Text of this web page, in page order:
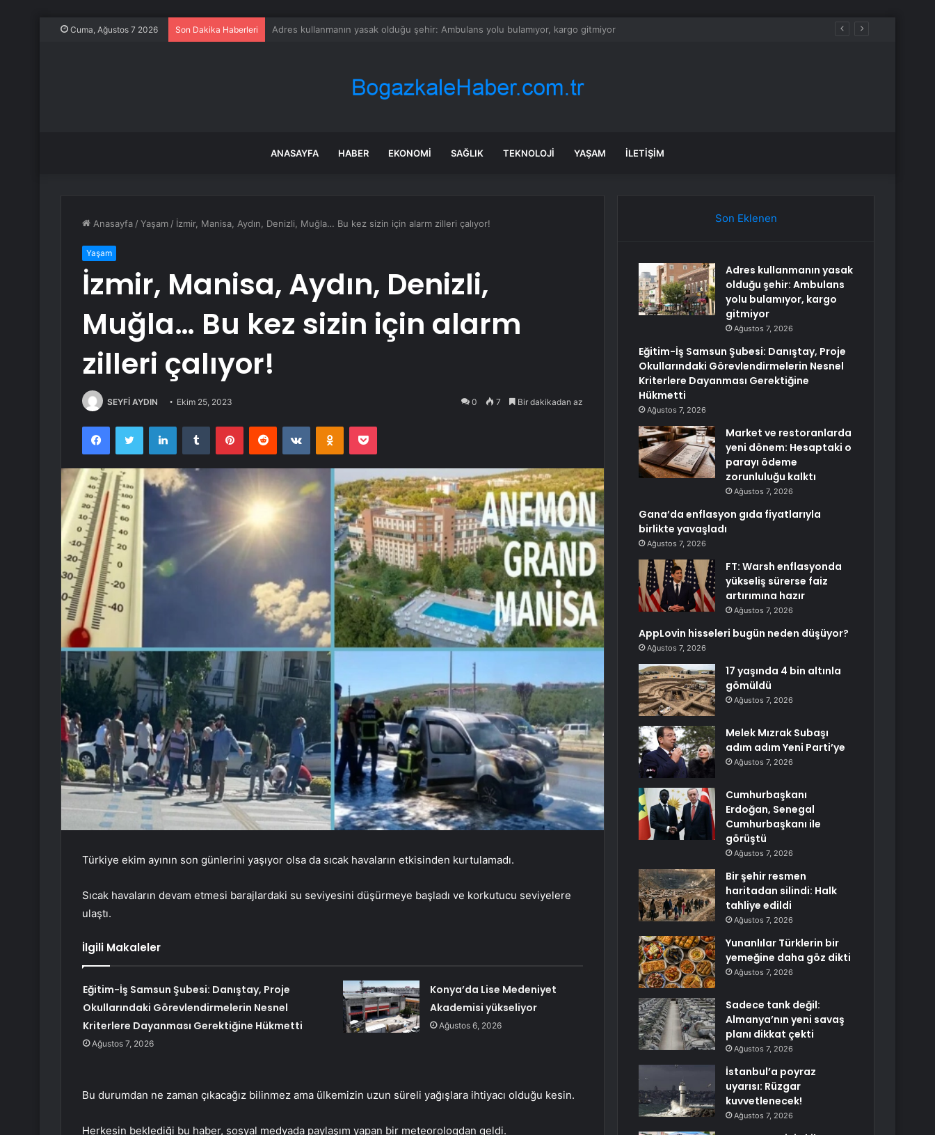
Cuma, Ağustos 7 2026 Son Dakika Haberleri Eğitim-İş Samsun Şubesi: Danıştay, Proje Okullarındaki Görevlendirmelerin Nesnel Kriterlere Dayanması Gerektiğine Hükmetti
ANASAYFA HABER EKONOMI SAĞLIK TEKNOLOJI YAŞAM İLETIŞIM
Anasayfa /Yaşam / İzmir, Manisa, Aydın, Denizli, Muğla… Bu kez sizin için alarm zilleri çalıyor!
Yaşam
İzmir, Manisa, Aydın, Denizli,
Muğla… Bu kez sizin için alarm
zilleri çalıyor!
SEYFİ AYDIN Ekim 25, 2023 0 7 Bir dakikadan az
FacebookTwitter LinkedInTumblr PinterestReddit VKontakteOdnoklassniki
Pocket
Türkiye ekim ayının son günlerini yaşıyor olsa da sıcak havaların etkisinden kurtulamadı.
Sıcak havaların devam etmesi barajlardaki su seviyesini düşürmeye başladı ve korkutucu seviyelere
ulaştı.
İlgili Makaleler
Eğitim-İş Samsun Şubesi: Danıştay, Proje
Okullarındaki Görevlendirmelerin Nesnel
Kriterlere Dayanması Gerektiğine Hükmetti
Ağustos 7, 2026
Konya’da Lise Medeniyet
Akademisi yükseliyor
Ağustos 6, 2026
Bu durumdan ne zaman çıkacağız bilinmez ama ülkemizin uzun süreli yağışlara ihtiyacı olduğu kesin.
Herkesin beklediği bu haber, sosyal medyada paylaşım yapan bir meteorologdan geldi.
Son Eklenen
Adres kullanmanın yasak
olduğu şehir: Ambulans
yolu bulamıyor, kargo
gitmiyor
Ağustos 7, 2026
Eğitim-İş Samsun Şubesi: Danıştay, Proje
Okullarındaki Görevlendirmelerin Nesnel
Kriterlere Dayanması Gerektiğine
Hükmetti
Ağustos 7, 2026
Market ve restoranlarda
yeni dönem: Hesaptaki o
parayı ödeme
zorunluluğu kalktı
Ağustos 7, 2026
Gana’da enflasyon gıda fiyatlarıyla
birlikte yavaşladı
Ağustos 7, 2026
FT: Warsh enflasyonda
yükseliş sürerse faiz
artırımına hazır
Ağustos 7, 2026
AppLovin hisseleri bugün neden düşüyor?
Ağustos 7, 2026
17 yaşında 4 bin altınla
gömüldü
Ağustos 7, 2026
Melek Mızrak Subaşı
adım adım Yeni Parti’ye
Ağustos 7, 2026
Cumhurbaşkanı
Erdoğan, Senegal
Cumhurbaşkanı ile
görüştü
Ağustos 7, 2026
Bir şehir resmen
haritadan silindi: Halk
tahliye edildi
Ağustos 7, 2026
Yunanlılar Türklerin bir
yemeğine daha göz dikti
Ağustos 7, 2026
Sadece tank değil:
Almanya’nın yeni savaş
planı dikkat çekti
Ağustos 7, 2026
İstanbul’a poyraz
uyarısı: Rüzgar
kuvvetlenecek!
Ağustos 7, 2026